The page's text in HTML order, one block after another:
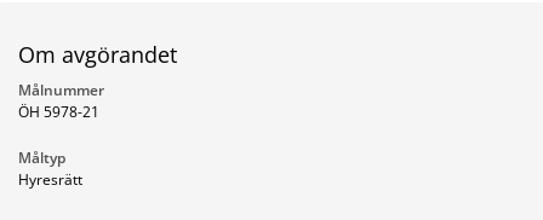
Om avgörandet
Målnummer
ÖH 5978-21
Måltyp
Hyresrätt